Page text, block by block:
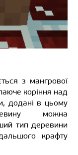
з мангрової
коріння над
додані в цьому
можна
тип деревини
крафту